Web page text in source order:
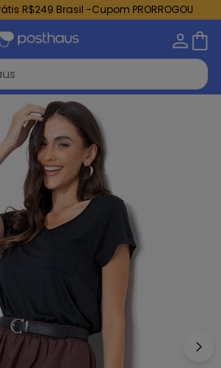
R$249 Brasil -Cupom PRORROGOU